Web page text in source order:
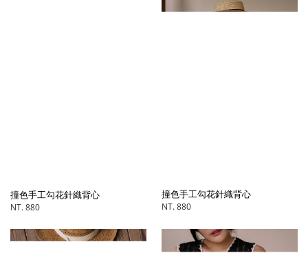
撞色手工勾花針織背心
NT. 880
撞色手工勾花針織背心
NT. 880